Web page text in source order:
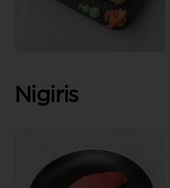
Nigiris